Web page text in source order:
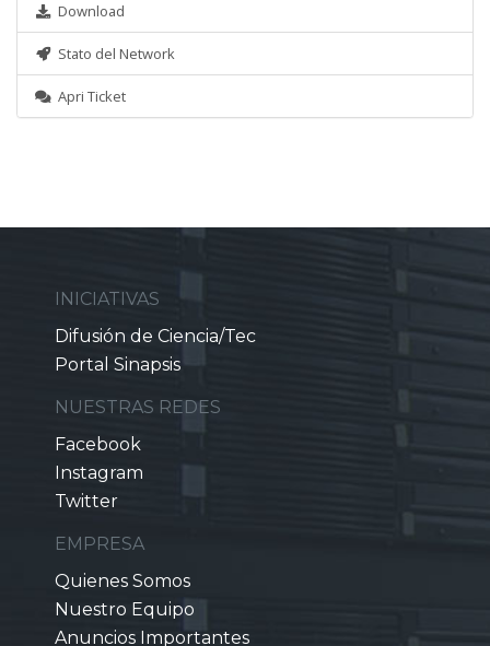
Download
Stato del Network
Apri Ticket
INICIATIVAS
Difusión de Ciencia/Tec
Portal Sinapsis
NUESTRAS REDES
Facebook
Instagram
Twitter
EMPRESA
Quienes Somos
Nuestro Equipo
Anuncios Importantes